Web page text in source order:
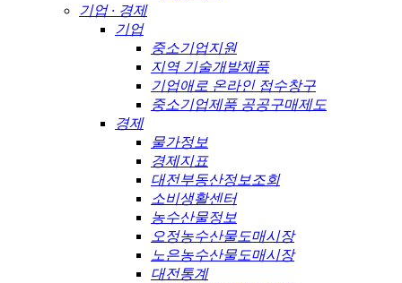
기업 · 경제
기업
중소기업지원
지역 기술개발제품
기업애로 온라인 접수창구
중소기업제품 공공구매제도
경제
물가정보
경제지표
대전부동산정보조회
소비생활센터
농수산물정보
오정농수산물도매시장
노은농수산물도매시장
대전통계